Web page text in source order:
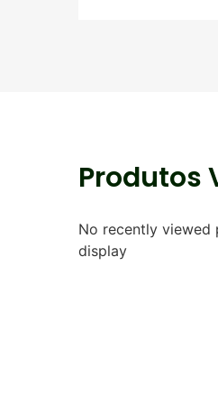
Produtos
No recently viewed
display